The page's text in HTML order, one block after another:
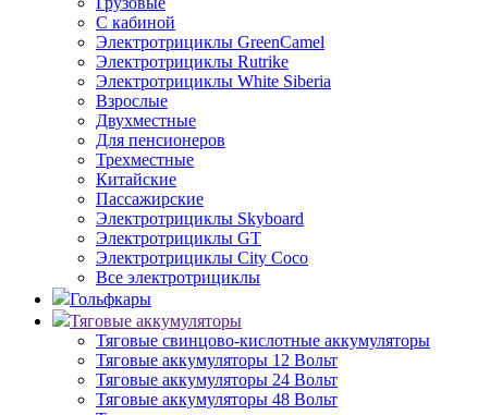
С кабиной
Электротрициклы GreenCamel
Электротрициклы Rutrike
Электротрициклы White Siberia
Взрослые
Двухместные
Для пенсионеров
Трехместные
Китайские
Пассажирские
Электротрициклы Skyboard
Электротрициклы GT
Электротрициклы City Coco
Все электротрициклы
Гольфкары
Тяговые аккумуляторы
Тяговые свинцово-кислотные аккумуляторы
Тяговые аккумуляторы 12 Вольт
Тяговые аккумуляторы 24 Вольт
Тяговые аккумуляторы 48 Вольт